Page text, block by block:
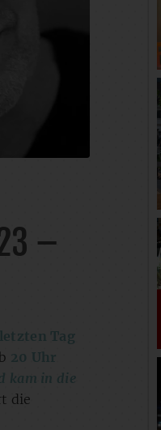
–
Tag
20 Uhr
kam in die
die